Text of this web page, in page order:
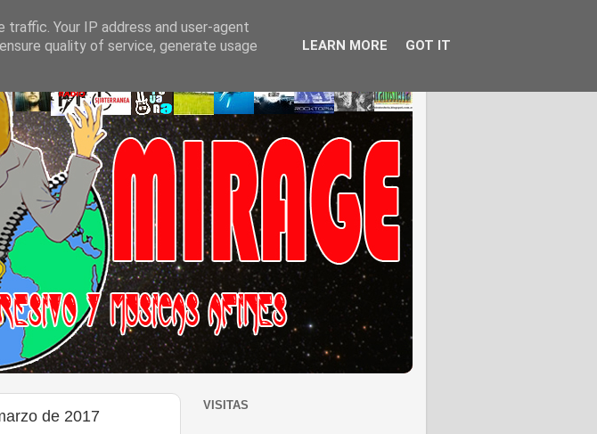
de 2017
VISITAS
Your IP address and user-agent
quality of service, generate usage
LEARN MORE GOT IT